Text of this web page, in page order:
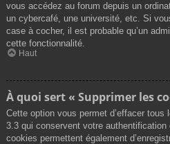
vous accédez au forum depuis un
un cybercafé, une université, etc. Si
case à cocher, il est probable qu’un
cette fonctionnalité.
Haut
À quoi sert « Supprimer les
Cette option vous permet d’effacer tous
3.3 qui conservent votre
cookies permettent également